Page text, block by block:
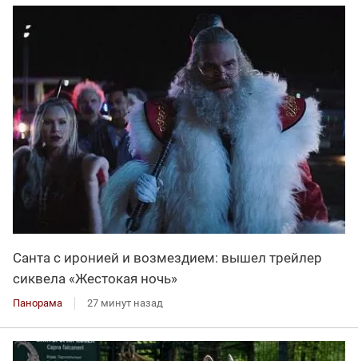
Санта с иронией и возмездием: вышел трейлер
сиквела «Жестокая ночь»
Панорама 27 минут назад